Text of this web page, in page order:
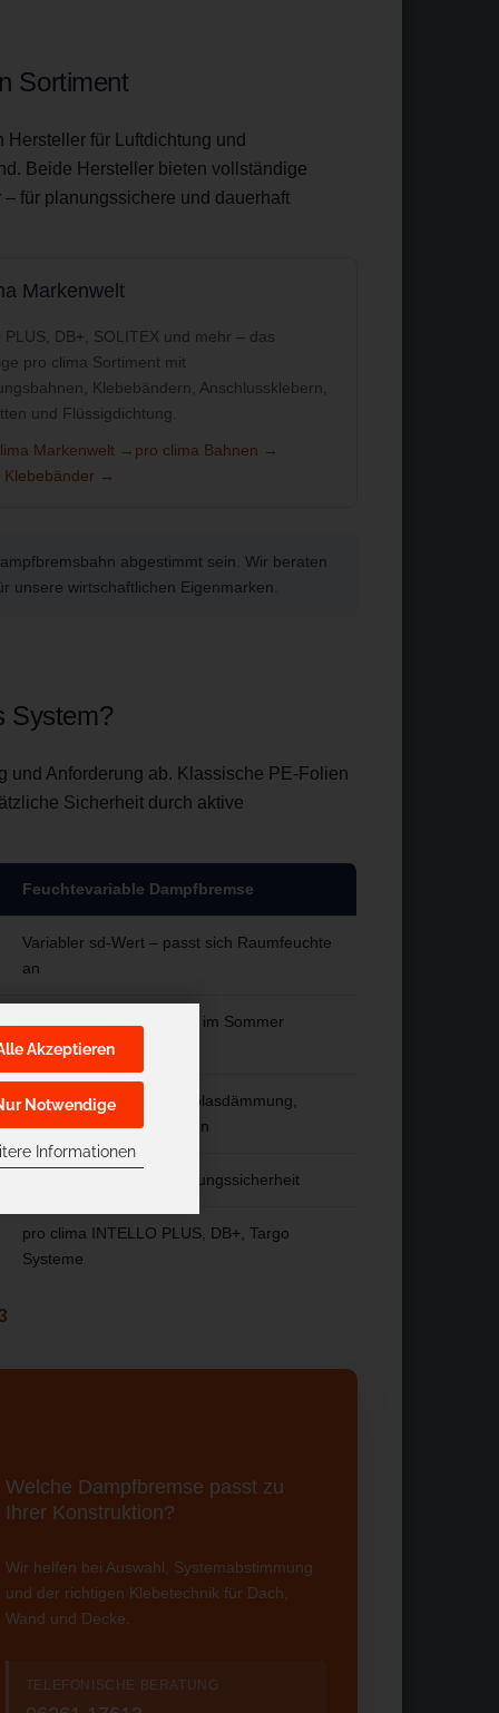
Akzeptieren
Notwendige
Informationen
Sortiment
für Luftdichtung und
Beide Hersteller bieten vollständige
für planungssichere und dauerhaft
Markenwelt
PLUS, DB+, SOLITEX und mehr – das
pro clima Sortiment mit
Klebebändern, Anschlussklebern,
und Flüssigdichtung.
Markenwelt → pro clima Bahnen →
Klebebänder →
abgestimmt sein. Wir beraten
unsere wirtschaftlichen Eigenmarken.
System?
und Anforderung ab. Klassische PE-Folien
Sicherheit durch aktive
Feuchtevariable Dampfbremse
Variabler sd-Wert – passt sich Raumfeuchte
an
Aktiv – Feuchtigkeit kann im Sommer
entweichen
Holzbau, Sanierung, Einblasdämmung,
diffusionsoffene Aufbauten
Höher – dafür mehr Planungssicherheit
pro clima INTELLO PLUS, DB+, Targo
Systeme
Welche Dampfbremse passt zu
Ihrer Konstruktion?
Wir helfen bei Auswahl, Systemabstimmung
und der richtigen Klebetechnik für Dach,
Wand und Decke.
TELEFONISCHE BERATUNG